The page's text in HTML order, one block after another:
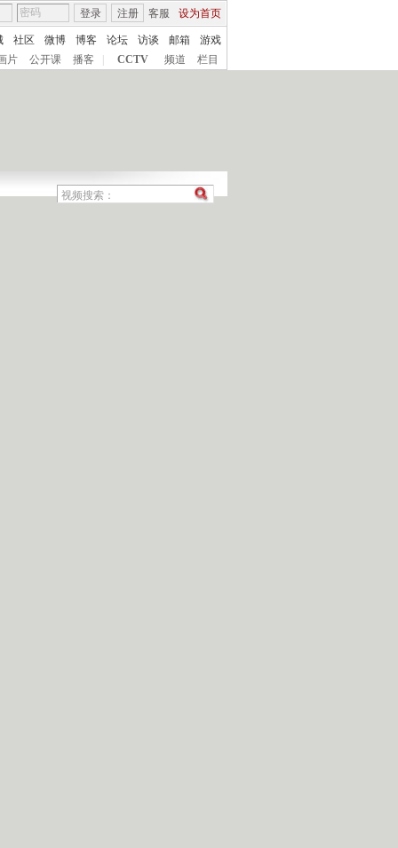
客服 设为首页
登录 注册
社区 微博 博客 论坛 访谈 邮箱
游戏
片
公开课 播客 CCTV 频道 栏目